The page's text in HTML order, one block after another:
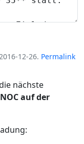
12-26. Permalink
nächste
NOC auf der